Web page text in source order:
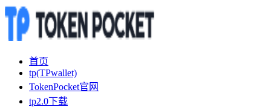
首页
tp(TPwallet)
TokenPocket官网
tp2.0下载